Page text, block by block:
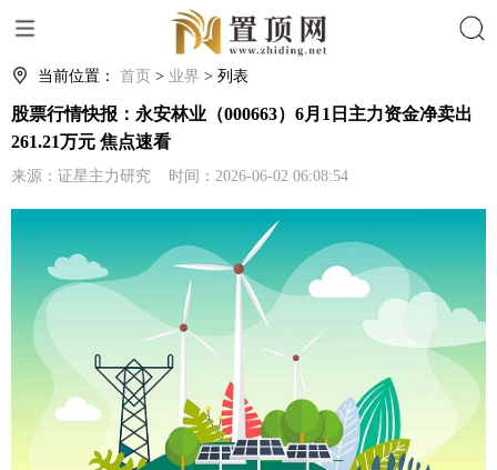
当前位置： 首页 > 业界 > 列表
股票行情快报：永安林业（000663）6月1日主力资金净卖出
261.21万元 焦点速看
来源：证星主力研究 时间：2026-06-02 06:08:54